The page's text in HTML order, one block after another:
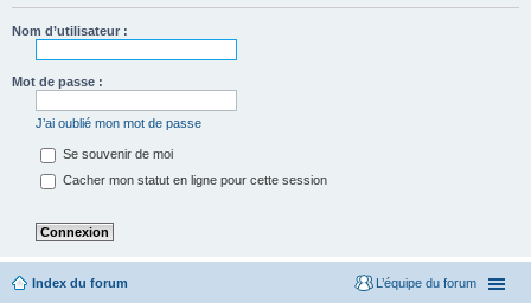
Nom d’utilisateur :
Mot de passe :
J’ai oublié mon mot de passe
Se souvenir de moi
Cacher mon statut en ligne pour cette session
Index du forum L’équipe du forum